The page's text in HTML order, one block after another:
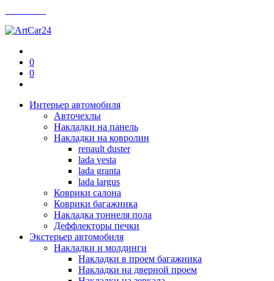
0
0
Интерьер автомобиля
Авточехлы
Накладки на панель
Накладки на ковролин
renault duster
lada vesta
lada granta
lada largus
Коврики салона
Коврики багажника
Накладка тоннеля пола
Деффлекторы печки
Экстерьер автомобиля
Накладки и молдинги
Накладки в проем багажника
Накладки на дверной проем